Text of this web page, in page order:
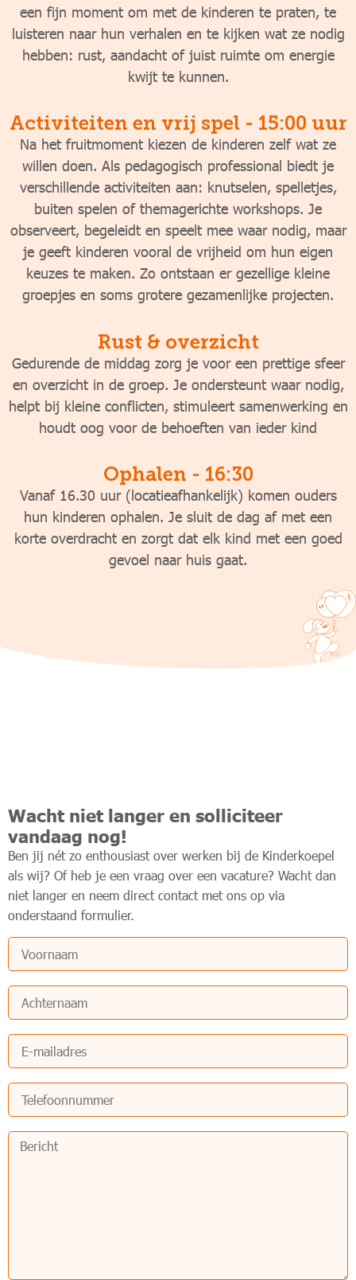
een fijn moment om met de kinderen te praten, te
luisteren naar hun verhalen en te kijken wat ze nodig
hebben: rust, aandacht of juist ruimte om energie
kwijt te kunnen.
Activiteiten en vrij spel - 15:00 uur
Na het fruitmoment kiezen de kinderen zelf wat ze
willen doen. Als pedagogisch professional biedt je
verschillende activiteiten aan: knutselen, spelletjes,
buiten spelen of themagerichte workshops. Je
observeert, begeleidt en speelt mee waar nodig, maar
je geeft kinderen vooral de vrijheid om hun eigen
keuzes te maken. Zo ontstaan er gezellige kleine
groepjes en soms grotere gezamenlijke projecten.
Rust & overzicht
Gedurende de middag zorg je voor een prettige sfeer
en overzicht in de groep. Je ondersteunt waar nodig,
helpt bij kleine conflicten, stimuleert samenwerking en
houdt oog voor de behoeften van ieder kind
Ophalen - 16:30
Vanaf 16.30 uur (locatieafhankelijk) komen ouders
hun kinderen ophalen. Je sluit de dag af met een
korte overdracht en zorgt dat elk kind met een goed
gevoel naar huis gaat.
Wacht niet langer en solliciteer
vandaag nog!
Ben jij nét zo enthousiast over werken bij de Kinderkoepel
als wij? Of heb je een vraag over een vacature? Wacht dan
niet langer en neem direct contact met ons op via
onderstaand formulier.